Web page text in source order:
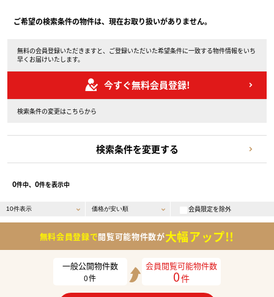
ご希望の検索条件の物件は、現在お取り扱いがありません。
無料の会員登録いただきますと、ご登録いただいた希望条件に一致する物件情報をいち
早くお届けいたします。
今すぐ無料会員登録!
検索条件の変更はこちらから
検索条件を変更する
0件中、 0件を表示中
会員限定を除外
無料会員登録で閲覧可能物件数が大幅アップ!!
一般公開物件数
0件
会員閲覧可能物件数
0件